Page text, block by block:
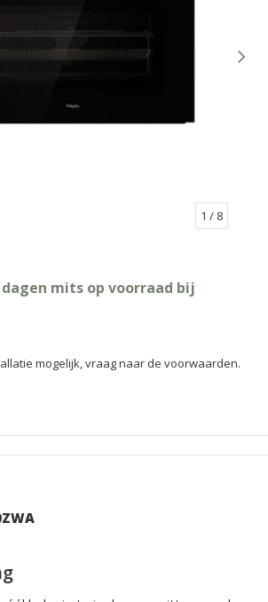
1 / 8
dagen mits op voorraad bij
mogelijk, vraag naar de voorwaarden.